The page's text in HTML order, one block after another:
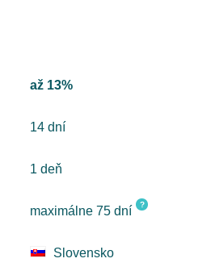
až 13%
14 dní
1 deň
maximálne 75 dní ?
Slovensko